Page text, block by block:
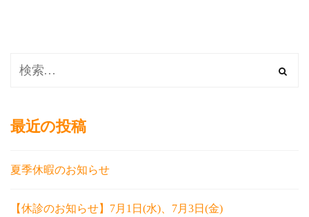
最近の投稿
夏季休暇のお知らせ
【休診のお知らせ】7月1日(水)、7月3日(金)